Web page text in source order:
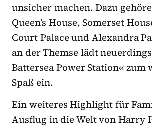
unsicher machen. Dazu
Queen’s House, Somerset
Court Palace und Alexandra
an der Themse lädt
Battersea Power Station«
Spaß ein.
Ein weiteres Highlight für
Ausflug in die Welt von Harry